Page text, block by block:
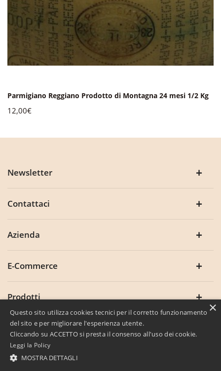
Parmigiano Reggiano Prodotto di Montagna 24 mesi 1/2 Kg
12,00€
Newsletter
Contattaci
Azienda
E-Commerce
Prodotti
© 2008/2026Porcari & Tambini
×
Questo sito utilizza cookies tecnici per il corretto funzionamento
del sito e per migliorare l'esperienza utente.
Cliccando su ACCETTO si presta il consenso all'uso dei cookie.
Leggi la Policy
MOSTRA DETTAGLI